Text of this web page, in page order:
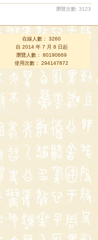
瀏覽次數: 3123
在線人數： 3260
自 2014 年 7 月 8 日起
瀏覽人數： 80190669
使用次數： 294147872